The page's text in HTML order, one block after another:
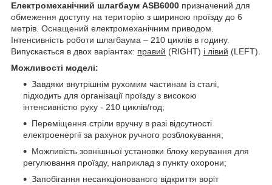
Електромеханічний шлагбаум ASB6000 призначений для
обмеження доступу на територію з шириною проїзду до 6
метрів. Оснащений електромеханічним приводом.
Інтенсивність роботи шлагбаума – 210 циклів в годину.
Випускається в двох варіантах: правий (RIGHT) і лівий (LEFT).
Можливості моделі:
Завдяки внутрішнім рухомим частинам із сталі,
підходить для організації проїзду з високою
інтенсивністю руху - 210 циклів/год;
Переміщення стріли вручну в разі відсутності
електроенергії за рахунок ручного розблокування;
Можливість зовнішньої установки блоку керування для
регулювання проїзду, наприклад з пункту охорони;
Запобігання несанкціонованого відкриття воріт